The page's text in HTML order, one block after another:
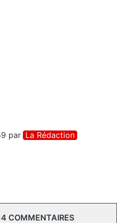
par La Rédaction
COMMENTAIRES